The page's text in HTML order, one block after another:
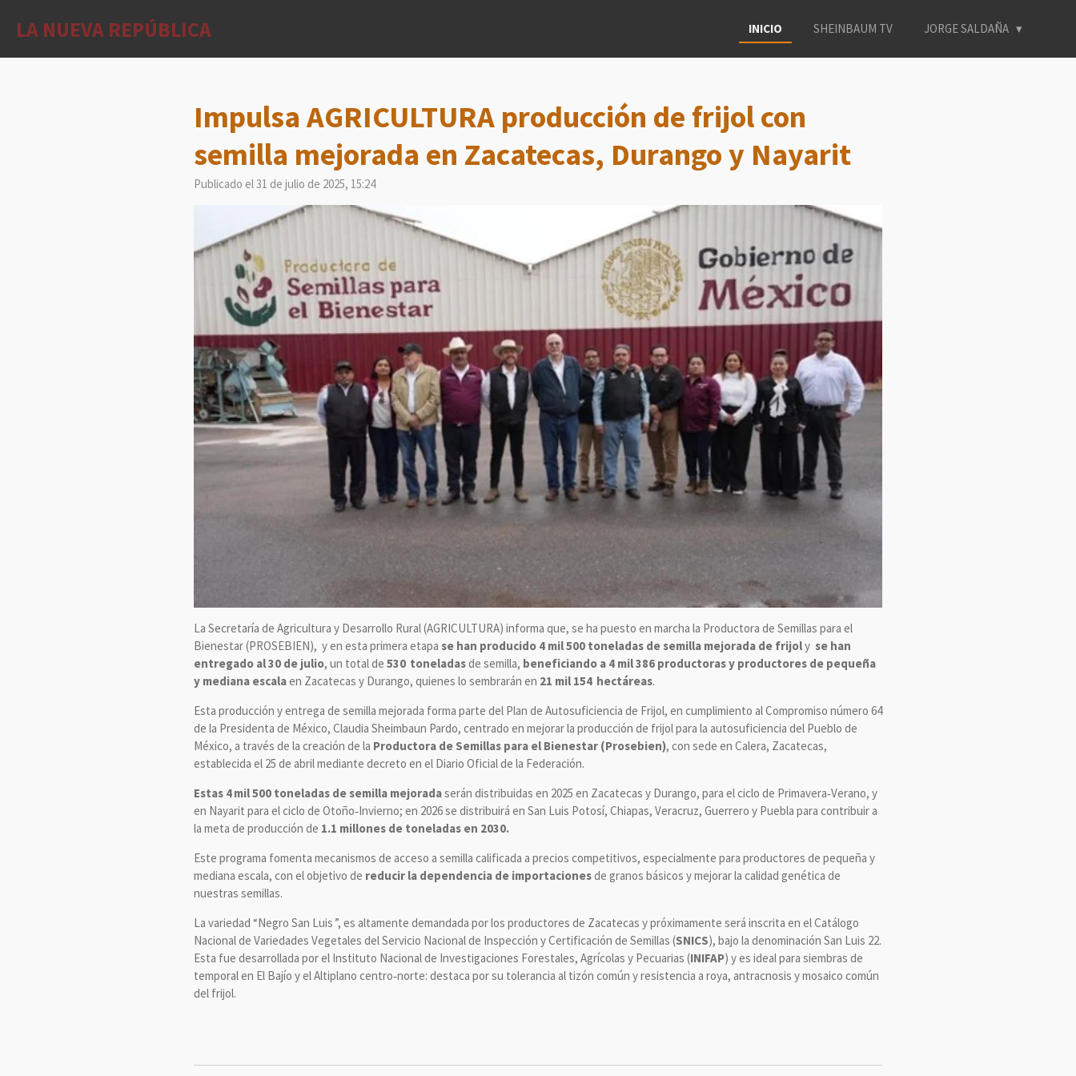
LA NUEVA REPÚBLICA INICIO SHEINBAUM TV JORGE SALDAÑA
Impulsa AGRICULTURA producción de frijol con
semilla mejorada en Zacatecas, Durango y Nayarit
Publicado el 31 de julio de 2025, 15:24
La Secretaría de Agricultura y Desarrollo Rural (AGRICULTURA) informa que, se ha puesto en marcha la Productora de Semillas para el
Bienestar (PROSEBIEN), y en esta primera etapa se han producido 4 mil 500 toneladas de semilla mejorada de frijoly se han
entregado al 30 de julio, un total de 530 toneladasde semilla, beneficiando a 4 mil 386 productoras y productores de pequeña
y mediana escalaen Zacatecas y Durango, quienes lo sembrarán en 21 mil 154 hectáreas.
Esta producción y entrega de semilla mejorada forma parte del Plan de Autosuficiencia de Frijol, en cumplimiento al Compromiso número 64
de la Presidenta de México, Claudia Sheimbaun Pardo, centrado en mejorar la producción de frijol para la autosuficiencia del Pueblo de
México, a través de la creación de la Productora de Semillas para el Bienestar (Prosebien), con sede en Calera, Zacatecas,
establecida el 25 de abril mediante decreto en el Diario Oficial de la Federación.
Estas 4 mil 500 toneladas de semilla mejoradaserán distribuidas en 2025 en Zacatecas y Durango, para el ciclo de Primavera‑Verano, y
en Nayarit para el ciclo de Otoño‑Invierno; en 2026 se distribuirá en San Luis Potosí, Chiapas, Veracruz, Guerrero y Puebla para contribuir a
la meta de producción de 1.1 millones de toneladas en 2030.
Este programa fomenta mecanismos de acceso a semilla calificada a precios competitivos, especialmente para productores de pequeña y
mediana escala, con el objetivo de reducir la dependencia de importacionesde granos básicos y mejorar la calidad genética de
nuestras semillas.
La variedad “Negro San Luis ”, es altamente demandada por los productores de Zacatecas y próximamente será inscrita en el Catálogo
Nacional de Variedades Vegetales del Servicio Nacional de Inspección y Certificación de Semillas (SNICS), bajo la denominación San Luis 22.
Esta fue desarrollada por el Instituto Nacional de Investigaciones Forestales, Agrícolas y Pecuarias (INIFAP) y es ideal para siembras de
temporal en El Bajío y el Altiplano centro‑norte: destaca por su tolerancia al tizón común y resistencia a roya, antracnosis y mosaico común
del frijol.